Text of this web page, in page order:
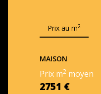
Prix au m2
MAISON
Prix m2 moyen
2751 €